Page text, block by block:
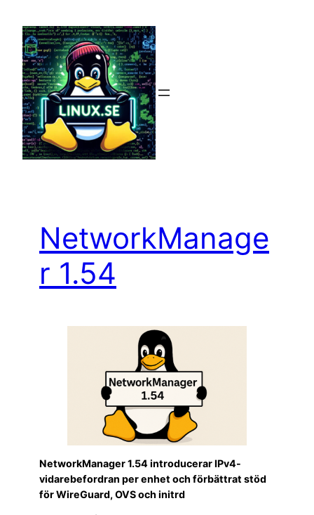
innehåll
NetworkManage
r 1.54
NetworkManager 1.54 introducerar IPv4-
vidarebefordran per enhet och förbättrat stöd
för WireGuard, OVS och initrd